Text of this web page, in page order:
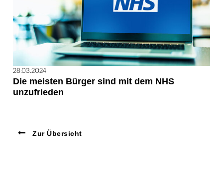
28.03.2024
Die meisten Bürger sind mit dem NHS
unzufrieden
Zur Übersicht